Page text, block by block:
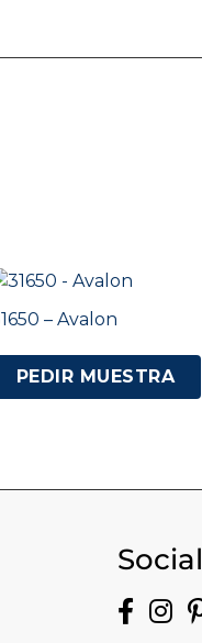
– Avalon
PEDIR MUESTRA
Social